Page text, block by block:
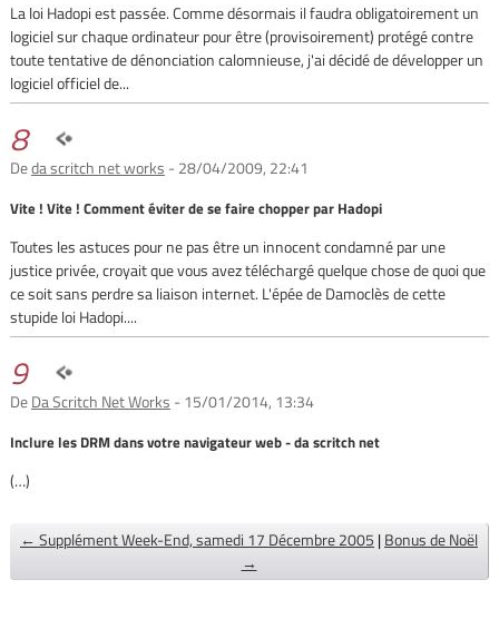
La loi Hadopi est passée. Comme désormais il faudra obligatoirement un
logiciel sur chaque ordinateur pour être (provisoirement) protégé contre
toute tentative de dénonciation calomnieuse, j'ai décidé de développer un
logiciel officiel de...
8
Deda scritch net works - 28/04/2009, 22:41
Vite ! Vite ! Comment éviter de se faire chopper par Hadopi
Toutes les astuces pour ne pas être un innocent condamné par une
justice privée, croyait que vous avez téléchargé quelque chose de quoi que
ce soit sans perdre sa liaison internet. L'épée de Damoclès de cette
stupide loi Hadopi....
9
DeDa Scritch Net Works - 15/01/2014, 13:34
Inclure les DRM dans votre navigateur web - da scritch net
(…)
← Supplément Week-End, samedi 17 Décembre 2005 |Bonus de Noël
→